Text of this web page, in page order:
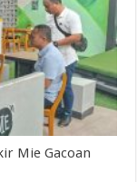
Mie Gacoan